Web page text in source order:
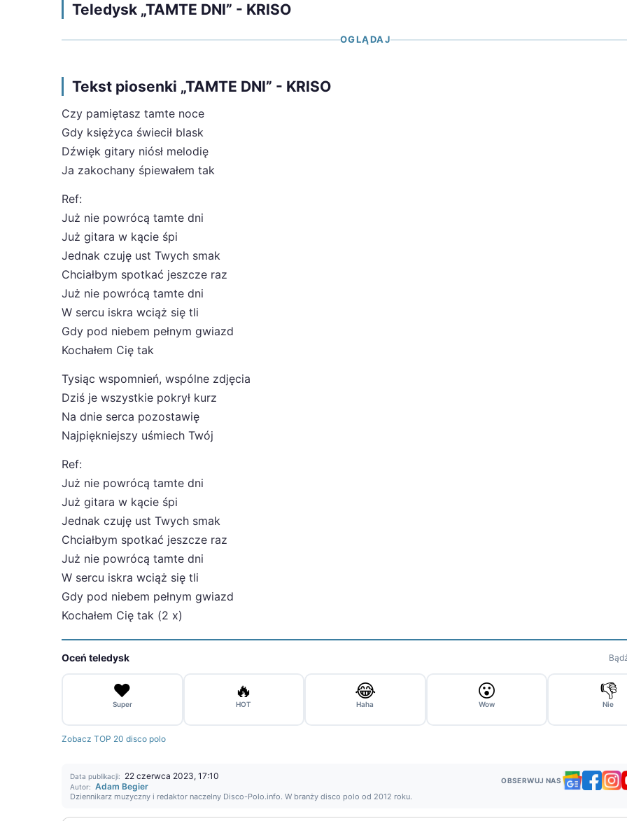
Teledysk „TAMTE DNI” - KRISO
OGLĄDAJ
Tekst piosenki „TAMTE DNI” - KRISO
Czy pamiętasz tamte noce
Gdy księżyca świecił blask
Dźwięk gitary niósł melodię
Ja zakochany śpiewałem tak
Ref:
Już nie powrócą tamte dni
Już gitara w kącie śpi
Jednak czuję ust Twych smak
Chciałbym spotkać jeszcze raz
Już nie powrócą tamte dni
W sercu iskra wciąż się tli
Gdy pod niebem pełnym gwiazd
Kochałem Cię tak
Tysiąc wspomnień, wspólne zdjęcia
Dziś je wszystkie pokrył kurz
Na dnie serca pozostawię
Najpiękniejszy uśmiech Twój
Ref:
Już nie powrócą tamte dni
Już gitara w kącie śpi
Jednak czuję ust Twych smak
Chciałbym spotkać jeszcze raz
Już nie powrócą tamte dni
W sercu iskra wciąż się tli
Gdy pod niebem pełnym gwiazd
Kochałem Cię tak (2 x)
Oceń teledysk
❤️
Super
🔥
HOT
😂
Haha
😮
Wow
👎
Nie
Zobacz TOP 20 disco polo
Data publikacji: 22 czerwca 2023, 17:10
Autor: Adam Begier
Dziennikarz muzyczny i redaktor naczelny Disco-Polo.info. W branży disco polo od 2012 roku.
OBSERWUJ NAS